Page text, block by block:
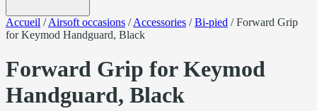
Accueil /Airsoft occasions /Accessories /Bi-pied /Forward Grip
for Keymod Handguard, Black
Forward Grip for Keymod
Handguard, Black